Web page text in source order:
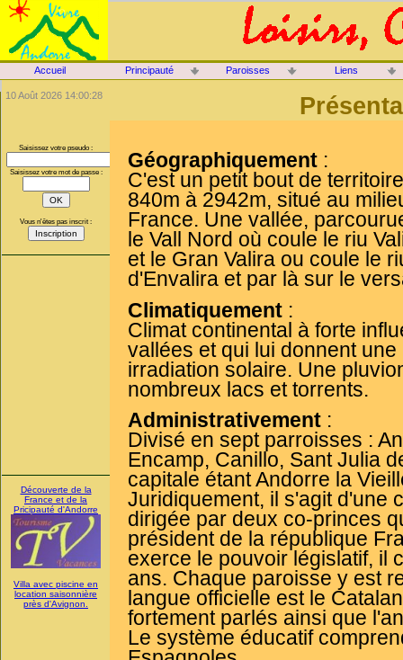
Saisissez votre pseudo :
Saisissez votre mot de passe :
Vous n'êtes pas inscrit :
Découverte de la
France et de la
Pricipauté d'Andorre
Villa avec piscine en
location saisonnière
près d'Avignon.
Géographiquement :
C'est un petit bout de
840m à 2942m, situé au
France. Une vallée,
le Vall Nord où coule le riu
et le Gran Valira ou coule le
d'Envalira et par là sur le
Climatiquement :
Climat continental à forte
vallées et qui lui donnent
irradiation solaire. Une
nombreux lacs et torrents.
Administrativement :
Divisé en sept parroisses :
Encamp, Canillo, Sant Julia
capitale étant Andorre la
Juridiquement, il s'agit d'une
dirigée par deux co-princes
président de la république
exerce le pouvoir législatif, il
ans. Chaque paroisse y est
langue officielle est le
fortement parlés ainsi que
Le système éducatif
10 Août 2026 14:00:28
Accueil Principauté Paroisses Liens